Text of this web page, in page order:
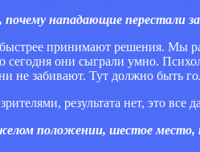
нападающие перестали
принимают решения. Мы
они сыграли умно.
не забивают. Тут должно быть
результата нет, это все
положении, шестое место,